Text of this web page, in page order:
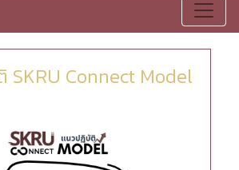
SKRU Connect Model